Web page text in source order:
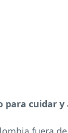
para cuidar